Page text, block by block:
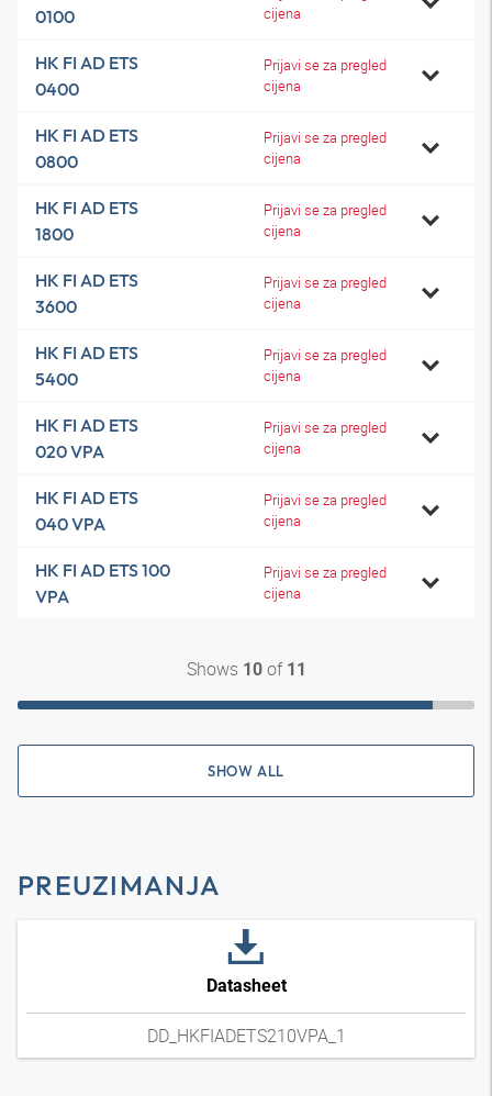
0100
cijena
HK FI AD ETS
0400
Prijavi se za pregled
cijena
HK FI AD ETS
0800
Prijavi se za pregled
cijena
HK FI AD ETS
1800
Prijavi se za pregled
cijena
HK FI AD ETS
3600
Prijavi se za pregled
cijena
HK FI AD ETS
5400
Prijavi se za pregled
cijena
HK FI AD ETS
020 VPA
Prijavi se za pregled
cijena
HK FI AD ETS
040 VPA
Prijavi se za pregled
cijena
HK FI AD ETS 100
VPA
Prijavi se za pregled
cijena
Shows 10of 11
SHOW ALL
PREUZIMANJA
Datasheet
DD_HKFIADETS210VPA_1